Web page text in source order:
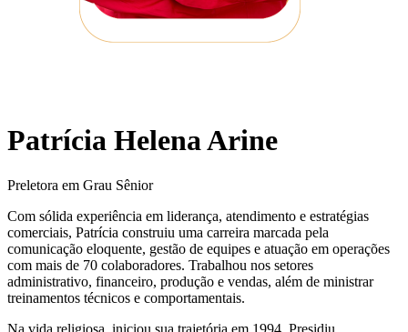
Patrícia Helena Arine
Preletora em Grau Sênior
Com sólida experiência em liderança, atendimento e estratégias
comerciais, Patrícia construiu uma carreira marcada pela
comunicação eloquente, gestão de equipes e atuação em operações
com mais de 70 colaboradores. Trabalhou nos setores
administrativo, financeiro, produção e vendas, além de ministrar
treinamentos técnicos e comportamentais.
Na vida religiosa, iniciou sua trajetória em 1994. Presidiu